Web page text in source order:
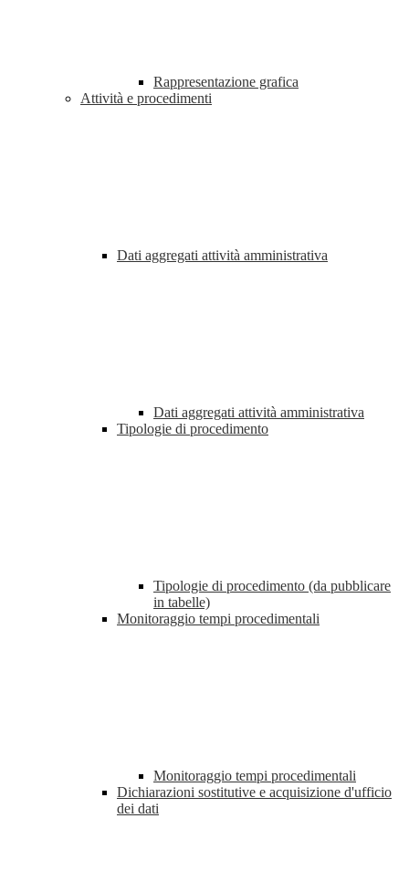
Rappresentazione grafica
Attività e procedimenti
Dati aggregati attività amministrativa
Dati aggregati attività amministrativa
Tipologie di procedimento
Tipologie di procedimento (da pubblicare
in tabelle)
Monitoraggio tempi procedimentali
Monitoraggio tempi procedimentali
Dichiarazioni sostitutive e acquisizione d'ufficio
dei dati